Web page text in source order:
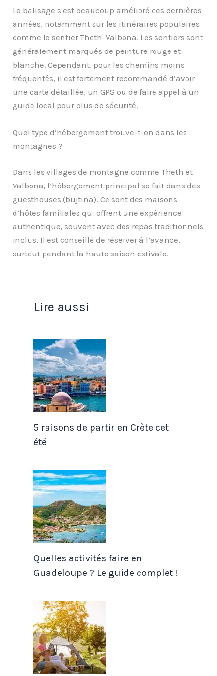
Le balisage s’est beaucoup amélioré ces dernières
années, notamment sur les itinéraires populaires
comme le sentier Theth-Valbona. Les sentiers sont
généralement marqués de peinture rouge et
blanche. Cependant, pour les chemins moins
fréquentés, il est fortement recommandé d’avoir
une carte détaillée, un GPS ou de faire appel à un
guide local pour plus de sécurité.
Quel type d’hébergement trouve-t-on dans les
montagnes ?
Dans les villages de montagne comme Theth et
Valbona, l’hébergement principal se fait dans des
guesthouses (bujtina). Ce sont des maisons
d’hôtes familiales qui offrent une expérience
authentique, souvent avec des repas traditionnels
inclus. Il est conseillé de réserver à l’avance,
surtout pendant la haute saison estivale.
Lire aussi
5 raisons de partir en Crète cet
été
Quelles activités faire en
Guadeloupe ? Le guide complet !